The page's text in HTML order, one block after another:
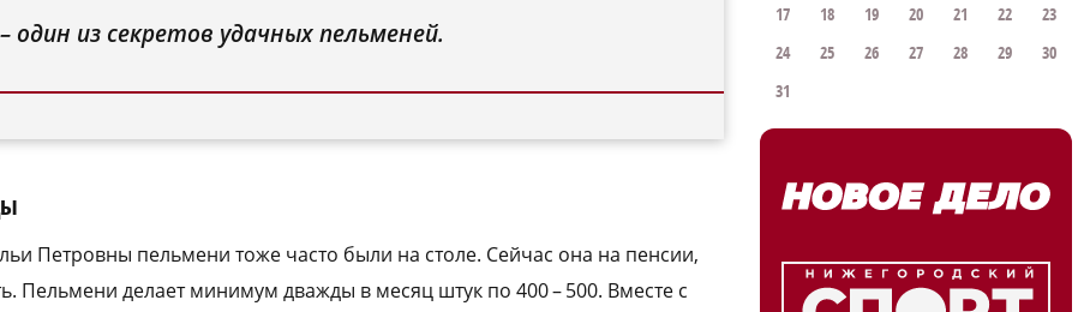
из секретов удачных пельменей.
Петровны пельмени тоже часто были на столе. Сейчас она на пенсии,
Пельмени делает минимум дважды в месяц штук по 400 – 500. Вместе с
17
18 19 20 21 22
23
24
25 26 27 28 29
30
31